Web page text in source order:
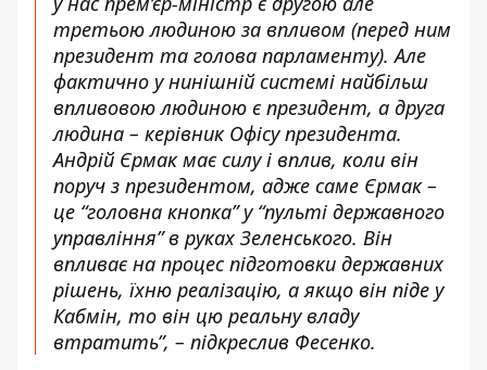
третьою людиною за впливом (перед ним
президент та голова парламенту). Але
фактично у нинішній системі найбільш
впливовою людиною є президент, а друга
людина – керівник Офісу президента.
Андрій Єрмак має силу і вплив, коли він
поруч з президентом, адже саме Єрмак –
це “головна кнопка” у “пульті державного
управління” в руках Зеленського. Він
впливає на процес підготовки державних
рішень, їхню реалізацію, а якщо він піде у
Кабмін, то він цю реальну владу
втратить”, – підкреслив Фесенко.